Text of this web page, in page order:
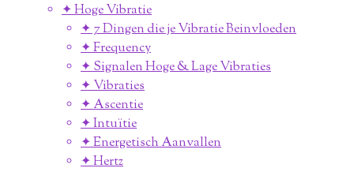
✦ Hoge Vibratie
✦ 7 Dingen die je Vibratie Beinvloeden
✦ Frequency
✦ Signalen Hoge & Lage Vibraties
✦ Vibraties
✦ Ascentie
✦ Intuïtie
✦ Energetisch Aanvallen
✦ Hertz